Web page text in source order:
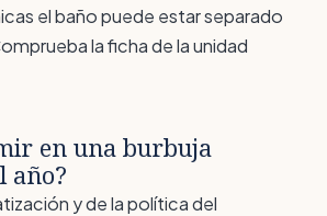
el baño puede estar separado
la ficha de la unidad
en una burbuja
año?
y de la política del